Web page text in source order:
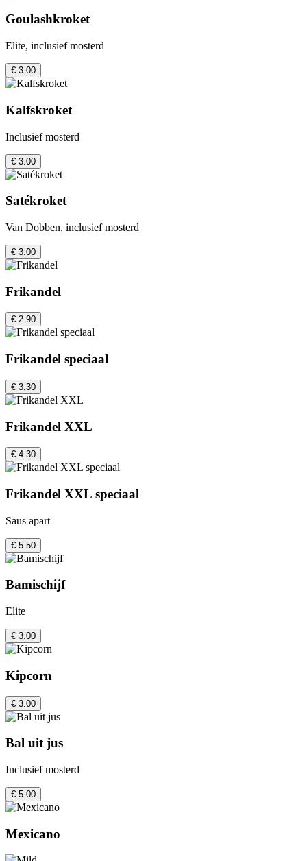
Goulashkroket
Elite, inclusief mosterd
€ 3.00
Kalfskroket
Inclusief mosterd
€ 3.00
Satékroket
Van Dobben, inclusief mosterd
€ 3.00
Frikandel
€ 2.90
Frikandel speciaal
€ 3.30
Frikandel XXL
€ 4.30
Frikandel XXL speciaal
Saus apart
€ 5.50
Bamischijf
Elite
€ 3.00
Kipcorn
€ 3.00
Bal uit jus
Inclusief mosterd
€ 5.00
Mexicano